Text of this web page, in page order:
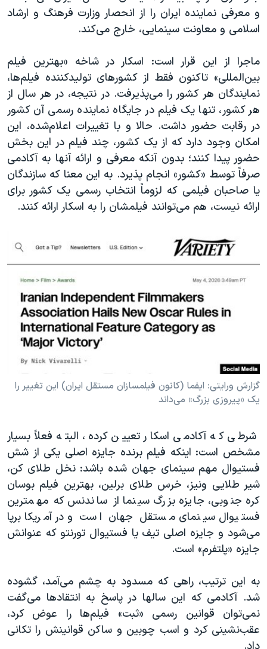
و معرفی نماینده ایران را از انحصار وزارت فرهنگ و ارشاد
اسلامی و معاونت سینمایی، خارج می‌کند.
ماجرا از این قرار است: اسکار در شاخه‌ «بهترین فیلم
بین‌المللی» تاکنون فقط از کشورهای تولیدکننده فیلم‌ها،
نمایندگان هر کشور را می‌پذیرفت. در نتیجه، در هر سال از
هر کشور، تنها یک فیلم در جایگاه نماینده رسمی آن کشور
در رقابت حضور داشت. حالا و با تغییرات اعلام‌شده، این
امکان وجود دارد که از یک کشور، چند فیلم در این بخش
حضور پیدا کنند؛ بدون آنکه معرفی و ارائه آنها به آکادمی
صرفاً توسط «کشور» انجام پذیرد. به این معنا که سازندگان
یا صاحبان فیلمی که لزوماً انتخاب رسمی یک کشور برای
ارائه نیست، هم می‌توانند فیلمشان را به اسکار ارائه کنند.
گزارش ورایتی: ایفما (کانون فیلمسازان مستقل ایران) این تغییر را
یک «پیروزی بزرگ» می‌داند
شرطی که آکادمی اسکار تعیین کرده، البته فعلاً بسیار
مشخص است: اینکه فیلم برنده‌ جایزه اصلی یکی از شش
فستیوال مهم سینمای جهان شده باشد: نخل طلای کن،
شیر طلایی ونیز، خرس طلای برلین، بهترین فیلم بوسان
کره جنوبی، جایزه بزرگ سینما از ساندنس که مهمترین
فستیوال سینمای مستقل جهان است و در آمریکا برپا
می‌شود و جایزه اصلی تیف یا فستیوال تورنتو که عنوانش
جایزه «پلتفرم» است.
به این ترتیب، راهی که مسدود به چشم می‌آمد، گشوده
شد. آکادمی که این سالها در پاسخ به انتقادها می‌گفت
نمی‌توان قوانین رسمی «ثبت» فیلم‌ها را عوض کرد،
عقب‌نشینی کرد و اسب چوبین و ساکن قوانینش را تکانی